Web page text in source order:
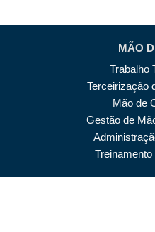
MÃO
Trabalho
Terceirização
Mão de
Gestão de